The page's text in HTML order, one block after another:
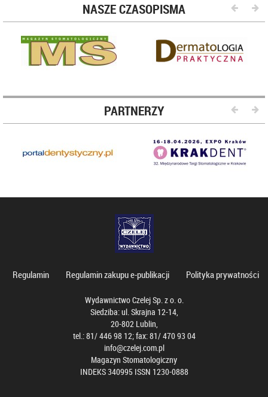
NASZE CZASOPISMA
PARTNERZY
Regulamin Regulamin zakupu e-publikacji Polityka prywatności
Wydawnictwo Czelej Sp. z o. o.
Siedziba: ul. Skrajna 12-14,
20-802 Lublin,
tel.: 81/ 446 98 12; fax: 81/ 470 93 04
info@czelej.com.pl
Magazyn Stomatologiczny
INDEKS 340995 ISSN 1230-0888